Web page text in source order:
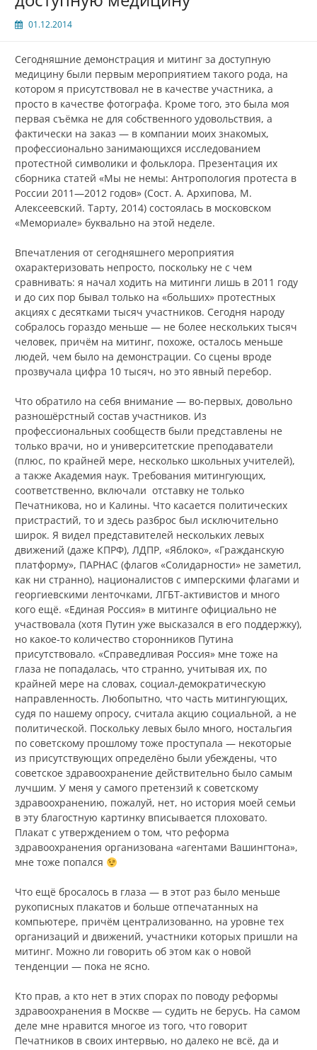
01.12.2014
Сегодняшние демонстрация и митинг за доступную
медицину были первым мероприятием такого рода, на
котором я присутствовал не в качестве участника, а
просто в качестве фотографа. Кроме того, это была моя
первая съёмка не для собственного удовольствия, а
фактически на заказ — в компании моих знакомых,
профессионально занимающихся исследованием
протестной символики и фольклора. Презентация их
сборника статей «Мы не немы: Антропология протеста в
России 2011—2012 годов» (Сост. А. Архипова, М.
Алексеевский. Тарту, 2014) состоялась в московском
«Мемориале» буквально на этой неделе.
Впечатления от сегодняшнего мероприятия
охарактеризовать непросто, поскольку не с чем
сравнивать: я начал ходить на митинги лишь в 2011 году
и до сих пор бывал только на «больших» протестных
акциях с десятками тысяч участников. Сегодня народу
собралось гораздо меньше — не более нескольких тысяч
человек, причём на митинг, похоже, осталось меньше
людей, чем было на демонстрации. Со сцены вроде
прозвучала цифра 10 тысяч, но это явный перебор.
Что обратило на себя внимание — во-первых, довольно
разношёрстный состав участников. Из
профессиональных сообществ были представлены не
только врачи, но и университетские преподаватели
(плюс, по крайней мере, несколько школьных учителей),
а также Академия наук. Требования митингующих,
соответственно, включали отставку не только
Печатникова, но и Калины. Что касается политических
пристрастий, то и здесь разброс был исключительно
широк. Я видел представителей нескольких левых
движений (даже КПРФ), ЛДПР, «Яблоко», «Гражданскую
платформу», ПАРНАС (флагов «Солидарности» не заметил,
как ни странно), националистов с имперскими флагами и
георгиевскими ленточками, ЛГБТ-активистов и много
кого ещё. «Единая Россия» в митинге официально не
участвовала (хотя Путин уже высказался в его поддержку),
но какое-то количество сторонников Путина
присутствовало. «Справедливая Россия» мне тоже на
глаза не попадалась, что странно, учитывая их, по
крайней мере на словах, социал-демократическую
направленность. Любопытно, что часть митингующих,
судя по нашему опросу, считала акцию социальной, а не
политической. Поскольку левых было много, ностальгия
по советскому прошлому тоже проступала — некоторые
из присутствующих определёно были убеждены, что
советское здравоохранение действительно было самым
лучшим. У меня у самого претензий к советскому
здравоохранению, пожалуй, нет, но история моей семьи
в эту благостную картинку вписывается плоховато.
Плакат с утверждением о том, что реформа
здравоохранения организована «агентами Вашингтона»,
мне тоже попался
Что ещё бросалось в глаза — в этот раз было меньше
рукописных плакатов и больше отпечатанных на
компьютере, причём централизованно, на уровне тех
организаций и движений, участники которых пришли на
митинг. Можно ли говорить об этом как о новой
тенденции — пока не ясно.
Кто прав, а кто нет в этих спорах по поводу реформы
здравоохранения в Москве — судить не берусь. На самом
деле мне нравится многое из того, что говорит
Печатников в своих интервью, но далеко не всё, да и